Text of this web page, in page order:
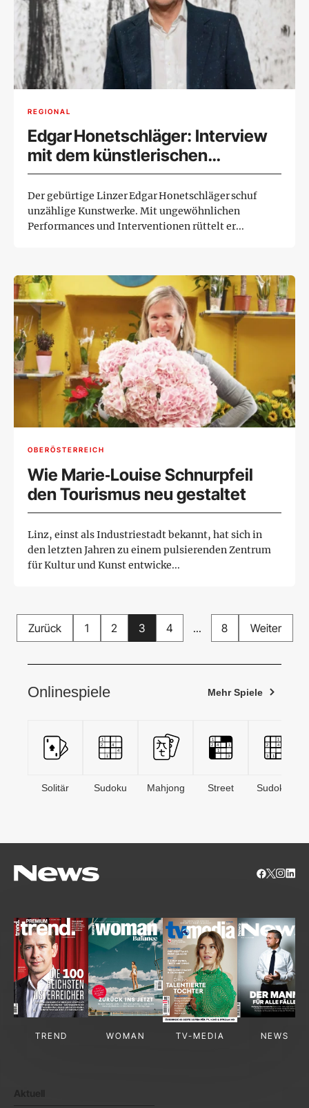
REGIONAL
Edgar Honetschläger: Interview
mit dem künstlerischen
Multitalent
Der gebürtige Linzer Edgar Honetschläger schuf
unzählige Kunstwerke. Mit ungewöhnlichen
Performances und Interventionen rüttelt er...
OBERÖSTERREICH
Wie Marie‑Louise Schnurpfeil
den Tourismus neu gestaltet
Linz, einst als Industriestadt bekannt, hat sich in
den letzten Jahren zu einem pulsierenden Zentrum
für Kultur und Kunst entwicke...
Zurück 1 2 3 4 ... 8 Weiter
Onlinespiele Mehr Spiele
Solitär Sudoku Mahjong Street Sudoken
TREND WOMAN TV-MEDIA NEWS